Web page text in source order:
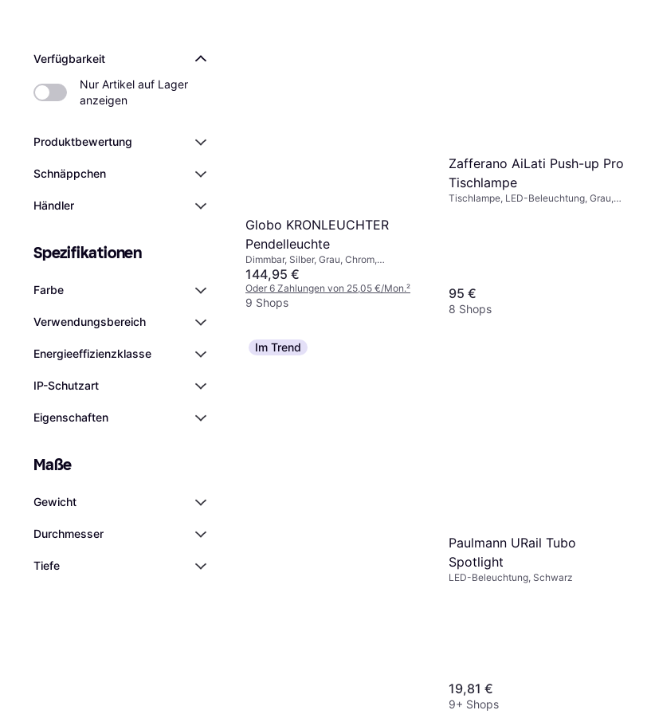
Verfügbarkeit
Nur Artikel auf Lager
anzeigen
Produktbewertung
Schnäppchen
Händler
Spezifikationen
Farbe
Verwendungsbereich
Energieeffizienzklasse
IP-Schutzart
Eigenschaften
Maße
Gewicht
Durchmesser
Tiefe
Globo KRONLEUCHTER
Pendelleuchte
Dimmbar, Silber, Grau, Chrom,
Mehrfarbig, Transparent, Metall, Eisen
144,95 €
Oder 6 Zahlungen von 25,05 €/Mon.²
9 Shops
Zafferano AiLati Push-up Pro
Tischlampe
Tischlampe, LED-Beleuchtung, Grau,
95 €
8 Shops
Im Trend
Paulmann URail Tubo
Spotlight
LED-Beleuchtung, Schwarz
19,81 €
9+ Shops